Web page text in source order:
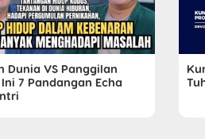
Dunia VS Panggilan
7 Pandangan Echa